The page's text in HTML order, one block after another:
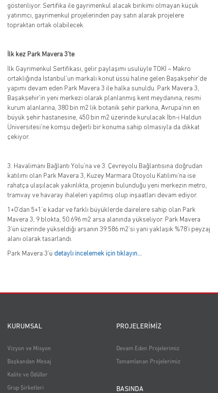
gösteriliyor. Sertifika ile gayrimenkul alacak birikimi olmayan küçük
yatırımcı, gayrimenkul projelerinden pay satın alarak projelere
topraktan ortak olabilecek.
İlk kez Park Mavera 3’te
İlk Gayrimenkul Sertifikası, gelir paylaşımı usulüyle TOKİ – Makro
ortaklığında İstanbul’un markalı konut üssü haline gelen Başakşehir’de
yapımı devam eden Park Mavera 3 ile halka sunuldu. Park Mavera 3,
Başakşehir'in yeni merkezi olarak planlanmış kent meydanına, resmi
kurum alanlarına, 380 bin m2 lik botanik şehir parkına, Avrupa’nın en
büyük şehir hastanesine, 450 bin m2 üzerinde kurulacak İbn-i Haldun
Üniversitesi’ne komşu değerli bir konuma sahip olmasıyla da dikkat
çekiyor.
3. Havalimanı Bağlantı Yolu’na ve 3. Çevreyolu Bağlantısına doğrudan
katılımı olan Park Mavera 3, Kuzey Marmara Otoyolu Katılımı’na ise
rahatça ulaşılacak yakınlıkta, projenin bulunduğu yeni merkezin metro,
tramvay ve havaray ihaleleri yapılmış olup inşaatları devam ediyor.
1+0’dan 5+1’e kadar ve farklı büyüklerde dairelere sahip olan Park
Mavera 3, 9 blokta, 50.696 m2 arsa alanında yükseliyor. Park Mavera
3’ün üzerinde yükseldiği arsanın 39.586 m2‘si yani yaklaşık %78’i peyzaj
alanı olarak tasarlandı.
Park Mavera 3’ü detaylı incelemek için tıklayın…
KURUMSAL
Vizyon ve Misyon
Başkandan Mesaj
Kalite ve Ödüller
Grup Şirketleri
PROJELERİMİZ
Devam Eden Projelerimiz
Tamamlanan Projelerimiz
BASINDA